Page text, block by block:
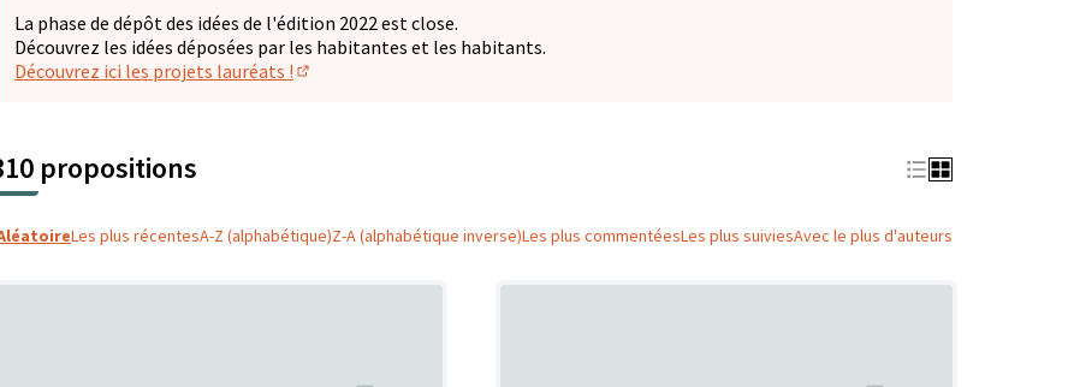
La phase de dépôt des idées de l'édition 2022 est close.
Découvrez les idées déposées par les habitantes et les habitants.
Découvrez ici les projets lauréats !
propositions
Les plus récentesA-Z (alphabétique)Z-A (alphabétique inverse)Les plus commentéesLes plus suiviesAvec le plus d'auteurs